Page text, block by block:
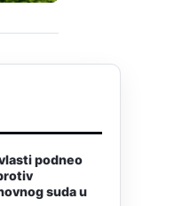
podneo
suda u